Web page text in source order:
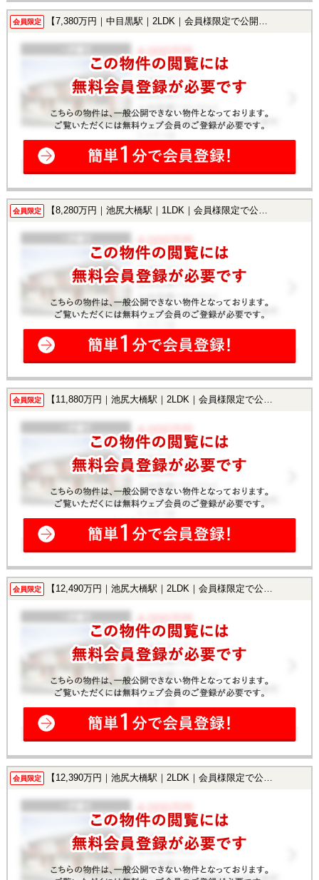
会員限定 【7,380万円｜中目黒駅｜2LDK｜会員様限定で公開中！】
会員限定 【8,280万円｜池尻大橋駅｜1LDK｜会員様限定で公開中！】
会員限定 【11,880万円｜池尻大橋駅｜2LDK｜会員様限定で公開中！】
会員限定 【12,490万円｜池尻大橋駅｜2LDK｜会員様限定で公開中！】
会員限定 【12,390万円｜池尻大橋駅｜2LDK｜会員様限定で公開中！】